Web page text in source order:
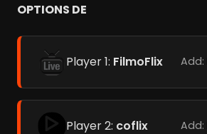
OPTIONS DE
Player 1: FilmoFlix Add:
Player 2: coflix Add: